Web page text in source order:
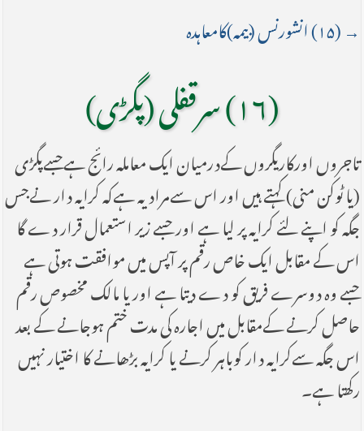
→ (۱۵) انشورنس (بیمہ)کامعاہدہ
(۱۶) سرقفلی (پگڑی)
تاجروں اورکاریگروں کےدرمیان ایک معاملہ رائج ہےجسےپگڑی
(یا ٹوکن منی) کہتے ہیں اور اس سےمراد یہ ہےکہ کرایہ دار نےجس
جگہ کو اپنے لئے کرایہ پر لیا ہے اور جسے زیر استعمال قرار دے گا
اس کے مقابل ایک خاص رقم پر آپس میں موافقت ہوتی ہے
جسے وہ دوسرے فریق کو دے دیتا ہے اور یا مالک مخصوص رقم
حاصل کرنے کےمقابل میں اجارہ کی مدت ختم ہوجانے کے بعد
اس جگہ سےکرایہ دار کوباہر کرنے یا کرایہ بڑھانے کا اختیار نہیں
رکھتا ہے۔